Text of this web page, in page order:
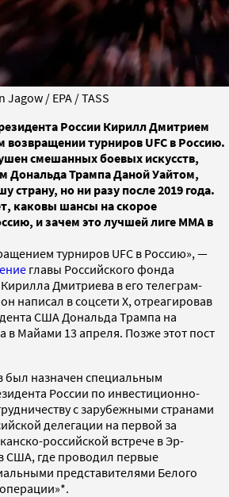
/ EPA / TASS
России Кирилл Дмитрием
турниров UFC в Россию.
смешанных боевых искусств,
Дональда Трампа Даной Уайтом,
страну, но ни разу после 2019 года.
каковы шансы на скорое
и зачем это лучшей лиге ММА в
турниров UFC в Россию», —
главы Российского фонда
Дмитриева в его телеграм-
написал в соцсети Х, отреагировав
США Дональда Трампа на
в Майами 13 апреля. Позже этот пост
был назначен специальным
России по инвестиционно-
с зарубежными странами
делегации на первой за
российской встрече в Эр-
США, где проводил первые
представителями Белого